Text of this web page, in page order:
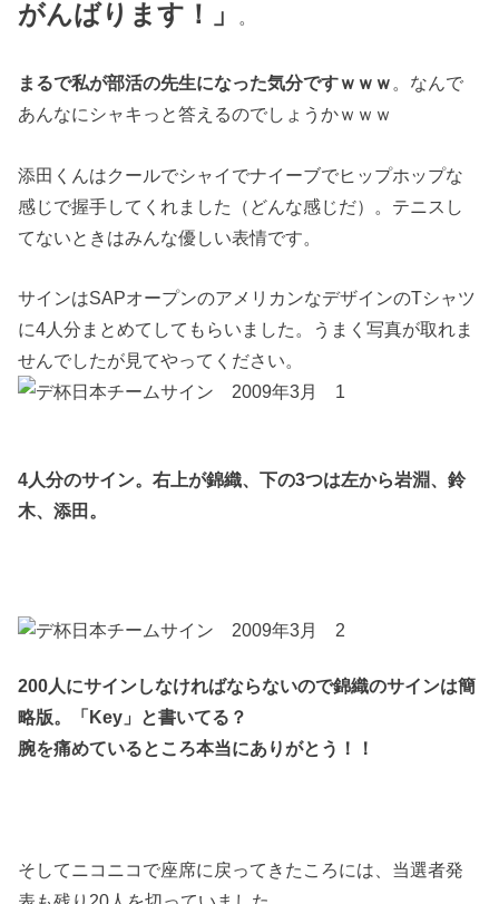
がんばります！」
。
まるで私が部活の先生になった気分ですｗｗｗ 。なんで
あんなにシャキっと答えるのでしょうかｗｗｗ
添田くんはクールでシャイでナイーブでヒップホップな
感じで握手してくれました（どんな感じだ）。テニスし
てないときはみんな優しい表情です。
サインはSAPオープンのアメリカンなデザインのTシャツ
に4人分まとめてしてもらいました。うまく写真が取れま
せんでしたが見てやってください。
4人分のサイン。右上が錦織、下の3つは左から岩淵、鈴
木、添田。
200人にサインしなければならないので錦織のサインは簡
略版。「Key」と書いてる？
腕を痛めているところ本当にありがとう！！
そしてニコニコで座席に戻ってきたころには、当選者発